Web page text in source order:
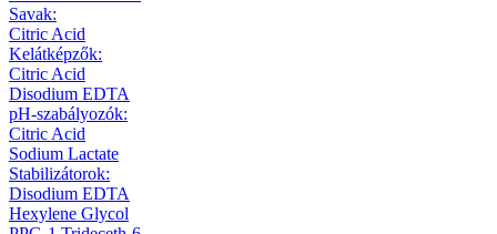
Savak:
Citric Acid
Kelátképzők:
Citric Acid
Disodium EDTA
pH-szabályozók:
Citric Acid
Sodium Lactate
Stabilizátorok:
Disodium EDTA
Hexylene Glycol